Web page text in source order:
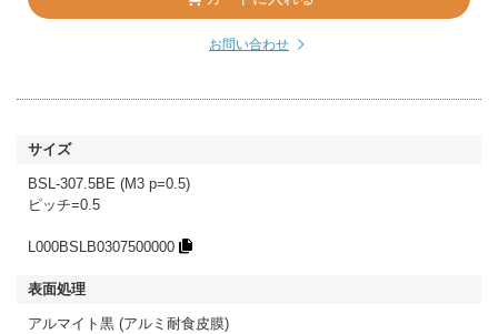
お問い合わせ
BSL-307.5BE (M3 p=0.5)
ピッチ=0.5
L000BSLB0307500000
アルマイト黒 (アルミ耐食皮膜)